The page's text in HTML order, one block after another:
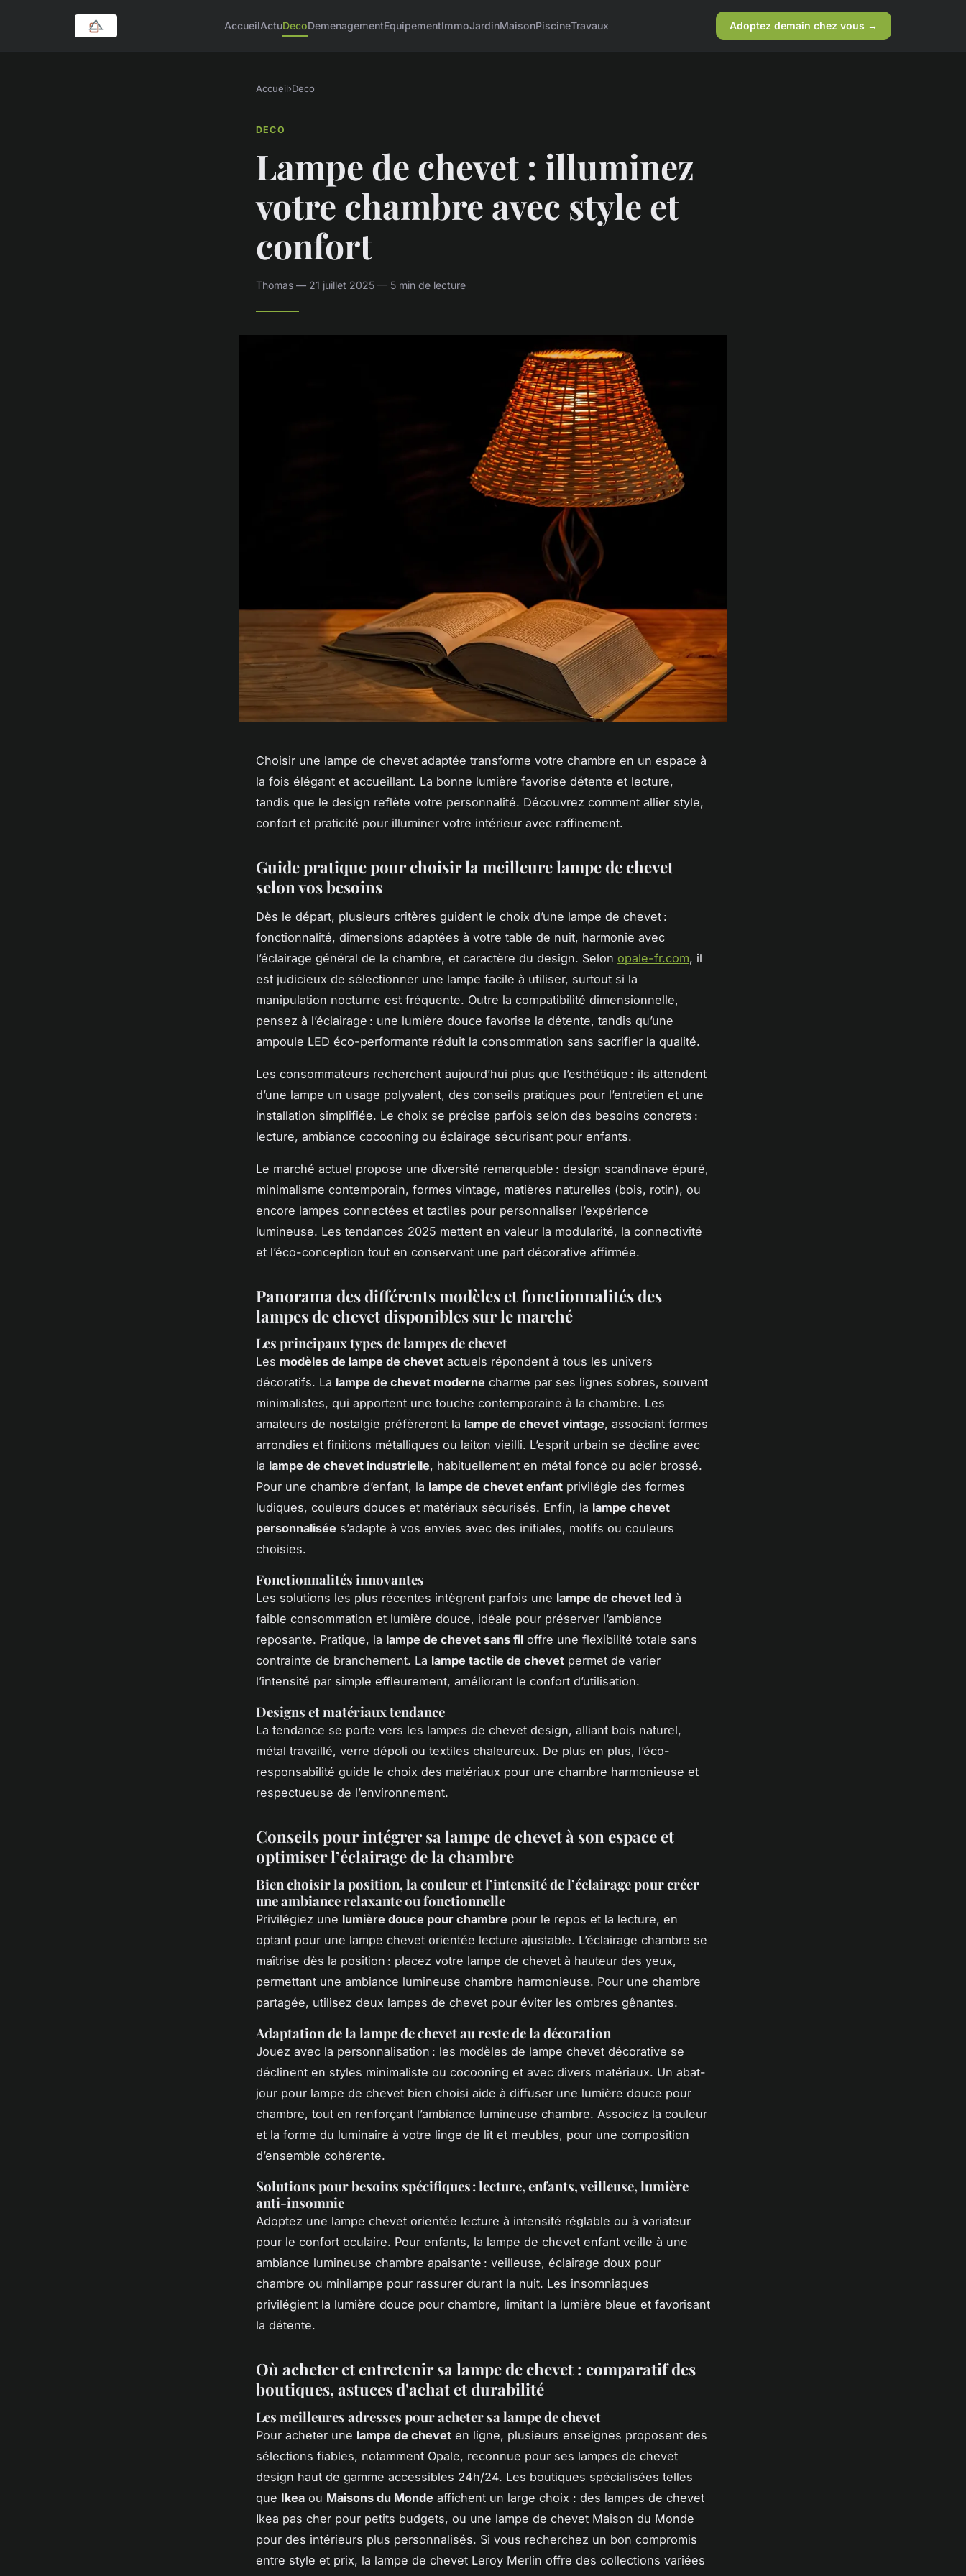
AccueilActuDecoDemenagementEquipementImmoJardinMaisonPiscineTravaux Adoptez demain chez vous →
Accueil›Deco
DECO
Lampe de chevet : illuminez
votre chambre avec style et
confort
Thomas — 21 juillet 2025 — 5 min de lecture
Choisir une lampe de chevet adaptée transforme votre chambre en un espace à
la fois élégant et accueillant. La bonne lumière favorise détente et lecture,
tandis que le design reflète votre personnalité. Découvrez comment allier style,
confort et praticité pour illuminer votre intérieur avec raffinement.
Guide pratique pour choisir la meilleure lampe de chevet
selon vos besoins
Dès le départ, plusieurs critères guident le choix d’une lampe de chevet :
fonctionnalité, dimensions adaptées à votre table de nuit, harmonie avec
l’éclairage général de la chambre, et caractère du design. Selon opale-fr.com, il
est judicieux de sélectionner une lampe facile à utiliser, surtout si la
manipulation nocturne est fréquente. Outre la compatibilité dimensionnelle,
pensez à l’éclairage : une lumière douce favorise la détente, tandis qu’une
ampoule LED éco-performante réduit la consommation sans sacrifier la qualité.
Les consommateurs recherchent aujourd’hui plus que l’esthétique : ils attendent
d’une lampe un usage polyvalent, des conseils pratiques pour l’entretien et une
installation simplifiée. Le choix se précise parfois selon des besoins concrets :
lecture, ambiance cocooning ou éclairage sécurisant pour enfants.
Le marché actuel propose une diversité remarquable : design scandinave épuré,
minimalisme contemporain, formes vintage, matières naturelles (bois, rotin), ou
encore lampes connectées et tactiles pour personnaliser l’expérience
lumineuse. Les tendances 2025 mettent en valeur la modularité, la connectivité
et l’éco-conception tout en conservant une part décorative affirmée.
Panorama des différents modèles et fonctionnalités des
lampes de chevet disponibles sur le marché
Les principaux types de lampes de chevet
Les modèles de lampe de chevet actuels répondent à tous les univers
décoratifs. La lampe de chevet moderne charme par ses lignes sobres, souvent
minimalistes, qui apportent une touche contemporaine à la chambre. Les
amateurs de nostalgie préfèreront la lampe de chevet vintage, associant formes
arrondies et finitions métalliques ou laiton vieilli. L’esprit urbain se décline avec
la lampe de chevet industrielle, habituellement en métal foncé ou acier brossé.
Pour une chambre d’enfant, la lampe de chevet enfant privilégie des formes
ludiques, couleurs douces et matériaux sécurisés. Enfin, la lampe chevet
personnalisée s’adapte à vos envies avec des initiales, motifs ou couleurs
choisies.
Fonctionnalités innovantes
Les solutions les plus récentes intègrent parfois une lampe de chevet led à
faible consommation et lumière douce, idéale pour préserver l’ambiance
reposante. Pratique, la lampe de chevet sans fil offre une flexibilité totale sans
contrainte de branchement. La lampe tactile de chevet permet de varier
l’intensité par simple effleurement, améliorant le confort d’utilisation.
Designs et matériaux tendance
La tendance se porte vers les lampes de chevet design, alliant bois naturel,
métal travaillé, verre dépoli ou textiles chaleureux. De plus en plus, l’éco-
responsabilité guide le choix des matériaux pour une chambre harmonieuse et
respectueuse de l’environnement.
Conseils pour intégrer sa lampe de chevet à son espace et
optimiser l’éclairage de la chambre
Bien choisir la position, la couleur et l’intensité de l’éclairage pour créer
une ambiance relaxante ou fonctionnelle
Privilégiez une lumière douce pour chambre pour le repos et la lecture, en
optant pour une lampe chevet orientée lecture ajustable. L’éclairage chambre se
maîtrise dès la position : placez votre lampe de chevet à hauteur des yeux,
permettant une ambiance lumineuse chambre harmonieuse. Pour une chambre
partagée, utilisez deux lampes de chevet pour éviter les ombres gênantes.
Adaptation de la lampe de chevet au reste de la décoration
Jouez avec la personnalisation : les modèles de lampe chevet décorative se
déclinent en styles minimaliste ou cocooning et avec divers matériaux. Un abat-
jour pour lampe de chevet bien choisi aide à diffuser une lumière douce pour
chambre, tout en renforçant l’ambiance lumineuse chambre. Associez la couleur
et la forme du luminaire à votre linge de lit et meubles, pour une composition
d’ensemble cohérente.
Solutions pour besoins spécifiques : lecture, enfants, veilleuse, lumière
anti-insomnie
Adoptez une lampe chevet orientée lecture à intensité réglable ou à variateur
pour le confort oculaire. Pour enfants, la lampe de chevet enfant veille à une
ambiance lumineuse chambre apaisante : veilleuse, éclairage doux pour
chambre ou minilampe pour rassurer durant la nuit. Les insomniaques
privilégient la lumière douce pour chambre, limitant la lumière bleue et favorisant
la détente.
Où acheter et entretenir sa lampe de chevet : comparatif des
boutiques, astuces d'achat et durabilité
Les meilleures adresses pour acheter sa lampe de chevet
Pour acheter une lampe de chevet en ligne, plusieurs enseignes proposent des
sélections fiables, notamment Opale, reconnue pour ses lampes de chevet
design haut de gamme accessibles 24h/24. Les boutiques spécialisées telles
que Ikea ou Maisons du Monde affichent un large choix : des lampes de chevet
Ikea pas cher pour petits budgets, ou une lampe de chevet Maison du Monde
pour des intérieurs plus personnalisés. Si vous recherchez un bon compromis
entre style et prix, la lampe de chevet Leroy Merlin offre des collections variées